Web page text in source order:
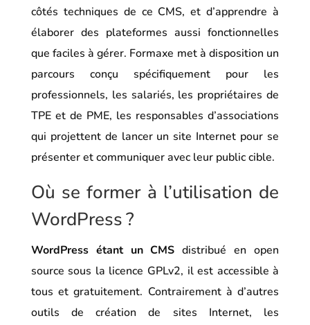
côtés techniques de ce CMS, et d’apprendre à
élaborer des plateformes aussi fonctionnelles
que faciles à gérer. Formaxe met à disposition un
parcours conçu spécifiquement pour les
professionnels, les salariés, les propriétaires de
TPE et de PME, les responsables d’associations
qui projettent de lancer un site Internet pour se
présenter et communiquer avec leur public cible.
Où se former à l’utilisation de
WordPress ?
WordPress étant un CMS distribué en open
source sous la licence GPLv2, il est accessible à
tous et gratuitement. Contrairement à d’autres
outils de création de sites Internet, les